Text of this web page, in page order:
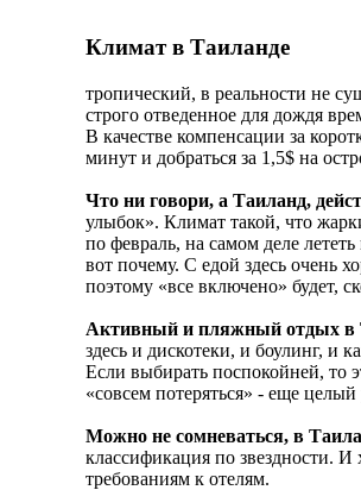
Климат в Таиланде
тропический, в реальности не
строго отведенное для дождя
В качестве компенсации за
минут и добраться за 1,5$ на
Что ни говори, а Таиланд,
улыбок». Климат такой, что
по февраль, на самом деле
вот почему. С едой здесь очень
поэтому «все включено» будет,
Активный и пляжный отдых в
здесь и дискотеки, и боулинг, и
Если выбирать поспокойней, то
«совсем потеряться» - еще целый
Можно не сомневаться, в
классификация по звездности.
требованиям к отелям.